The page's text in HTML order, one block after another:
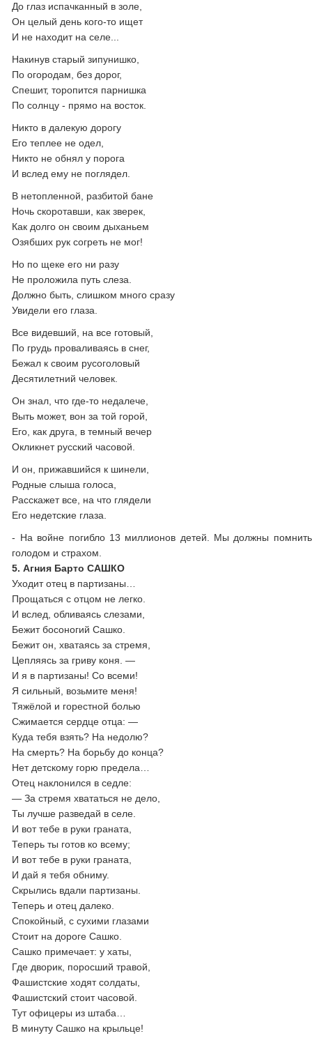
До глаз испачканный в золе,
Он целый день кого-то ищет
И не находит на селе...
Накинув старый зипунишко,
По огородам, без дорог,
Спешит, торопится парнишка
По солнцу - прямо на восток.
Никто в далекую дорогу
Его теплее не одел,
Никто не обнял у порога
И вслед ему не поглядел.
В нетопленной, разбитой бане
Ночь скоротавши, как зверек,
Как долго он своим дыханьем
Озябших рук согреть не мог!
Но по щеке его ни разу
Не проложила путь слеза.
Должно быть, слишком много сразу
Увидели его глаза.
Все видевший, на все готовый,
По грудь проваливаясь в снег,
Бежал к своим русоголовый
Десятилетний человек.
Он знал, что где-то недалече,
Выть может, вон за той горой,
Его, как друга, в темный вечер
Окликнет русский часовой.
И он, прижавшийся к шинели,
Родные слыша голоса,
Расскажет все, на что глядели
Его недетские глаза.
- На войне погибло 13 миллионов детей. Мы должны
голодом и страхом.
5. Агния Барто САШКО
Уходит отец в партизаны…
Прощаться с отцом не легко.
И вслед, обливаясь слезами,
Бежит босоногий Сашко.
Бежит он, хватаясь за стремя,
Цепляясь за гриву коня. —
И я в партизаны! Со всеми!
Я сильный, возьмите меня!
Тяжёлой и горестной болью
Сжимается сердце отца: —
Куда тебя взять? На недолю?
На смерть? На борьбу до конца?
Нет детскому горю предела…
Отец наклонился в седле:
— За стремя хвататься не дело,
Ты лучше разведай в селе.
И вот тебе в руки граната,
Теперь ты готов ко всему;
И вот тебе в руки граната,
И дай я тебя обниму.
Скрылись вдали партизаны.
Теперь и отец далеко.
Спокойный, с сухими глазами
Стоит на дороге Сашко.
Сашко примечает: у хаты,
Где дворик, поросший травой,
Фашистские ходят солдаты,
Фашистский стоит часовой.
Тут офицеры из штаба…
В минуту Сашко на крыльце!